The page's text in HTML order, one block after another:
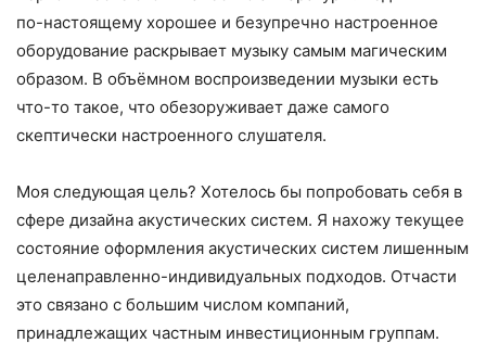
по-настоящему хорошее и безупречно настроенное
оборудование раскрывает музыку самым магическим
образом. В объёмном воспроизведении музыки есть
что-то такое, что обезоруживает даже самого
скептически настроенного слушателя.
Моя следующая цель? Хотелось бы попробовать себя в
сфере дизайна акустических систем. Я нахожу текущее
состояние оформления акустических систем лишенным
целенаправленно-индивидуальных подходов. Отчасти
это связано с большим числом компаний,
принадлежащих частным инвестиционным группам.